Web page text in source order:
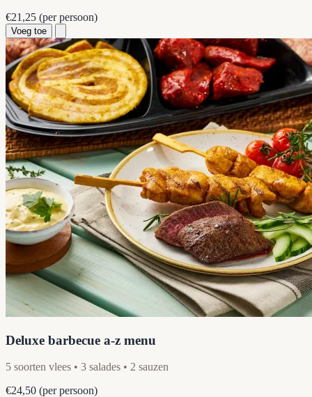
€21,25 (per persoon)
Voeg toe
Deluxe barbecue a-z menu
5 soorten vlees • 3 salades • 2 sauzen
€24,50 (per persoon)